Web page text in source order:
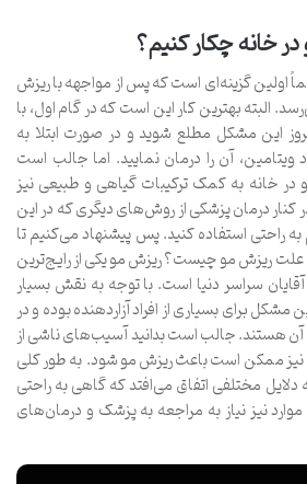
خانه چکار کنیم؟
اولین گزینه‌ای است که پس از مواجهه با ریزش
البته بهترین کار این است که در گام اول، با
این مشکل مطلع شوید و در صورت ابتلا به
ویتامین، آن را درمان نمایید. اما جالب است
در خانه به کمک ترکیبات گیاهی و طبیعی نیز
کنار درمان پزشکی از روش‌های دیگری که در این
راحتی استفاده کنید. پس پیشنهاد می‌کنیم تا
علت ریزش مو چیست؟ ریزش مو یکی از رایج‌ترین
سراسر دنیا است. با توجه به نقش بسیار
برای بسیاری از افراد آزاردهنده بوده و در
آن هستند. جالب است بدانید آسیب‌های ناشی از
نیز ممکن است باعث ریزش مو شود. به طور کلی
دلایل مختلفی اتفاق می‌افتد که گاهی به راحتی
نیز نیاز به مراجعه به پزشک و درمان‌های